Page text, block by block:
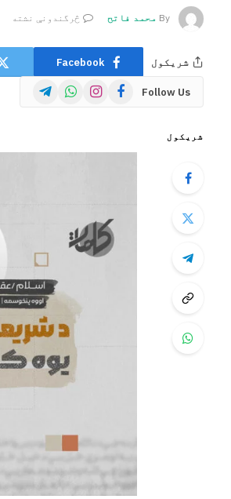
By محمد فاتح څرگندونې نشته
شریکول Facebook
Follow Us
Facebook
Instagram
WhatsApp
Telegram
شریکول